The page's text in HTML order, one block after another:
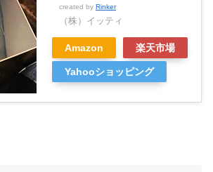
created by Rinker
（株）イッティ
Amazon 楽天市場
Yahooショッピング